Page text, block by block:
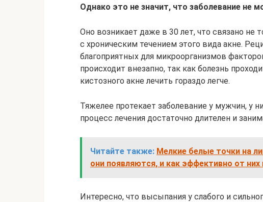
Однако это не значит, что заболевание не
Оно возникает даже в 30 лет, что связано не
с хроническим течением этого вида акне.
благоприятных для микроорганизмов
происходит внезапно, так как болезнь
кистозного акне лечить гораздо легче.
Тяжелее протекает заболевание у мужчин, у
процесс лечения достаточно длителен и
Читайте также: Мелкие белые точки на
они появляются, и как эффективно от них
Интересно, что высыпания у слабого и